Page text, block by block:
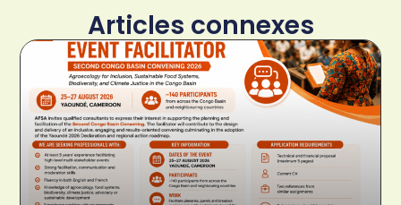
Articles connexes